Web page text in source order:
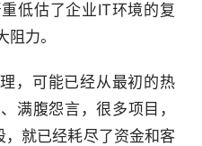
低估了企业IT环境的复
力。
，可能已经从最初的热
满腹怨言，很多项目，
，就已经耗尽了资金和客